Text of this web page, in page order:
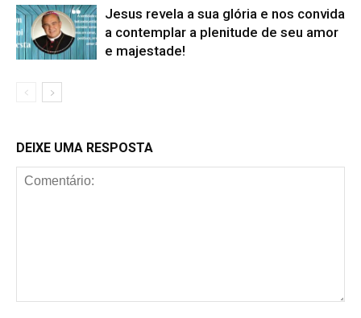
Jesus revela a sua glória e nos convida
a contemplar a plenitude de seu amor
e majestade!
DEIXE UMA RESPOSTA